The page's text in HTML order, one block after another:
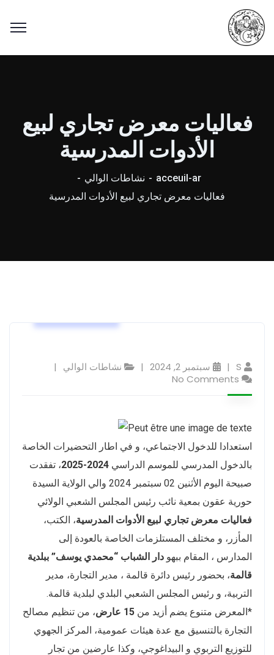
فعاليات معرض تجاري لبيع
الأدوات المدرسية
acceuil-ar
نشاطات الوالي
فعاليات معرض تجاري لبيع الأدوات المدرسية
S سبتمبر 2, 2024
نشاطات الوالي
No Comments
استعدادا للدخول الاجتماعي، و في اطار التحضيرات الخاصة
بالدخول المدرسي للموسم الدراسي 2024-2025
، تفقدت
صبيحة اليوم الأثنين 02 سبتمبر 2024 والي الولاية السيدة
حورية عقون بمعية نائب رئيس المجلس الشعبي الولائي
فعاليات معرض تجاري لبيع الأدوات المدرسية، الكتب،
المأزر، و مختلف المستلزمات الخاصة بالعودة إلى
المدارس ، المقام ببهو دار الشباب “محمدي يوسف” ببلدية
قالمة، بحضور رئيس دائرة قالمة ، مدير التجارة، مدير
التربية، و رئيس المجلس الشعبي البلدي لبلدية قالمة.
*المعرض متنوع يضم أزيد من 15 عارض
، من تنظيم مصالح
التجارة بالتنسيق مع عدة هيئات عمومية، المركز الجهوي
للتوزيع التربوي و البيداغوجي، وكذا عارضين من تجار